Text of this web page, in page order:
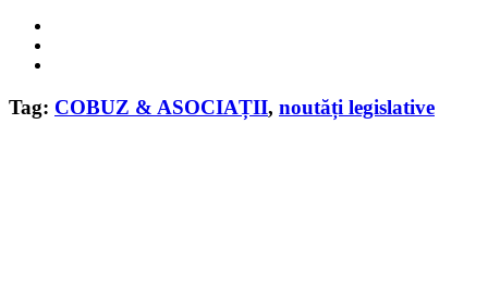
Tag: COBUZ & ASOCIAȚII, noutăți legislative